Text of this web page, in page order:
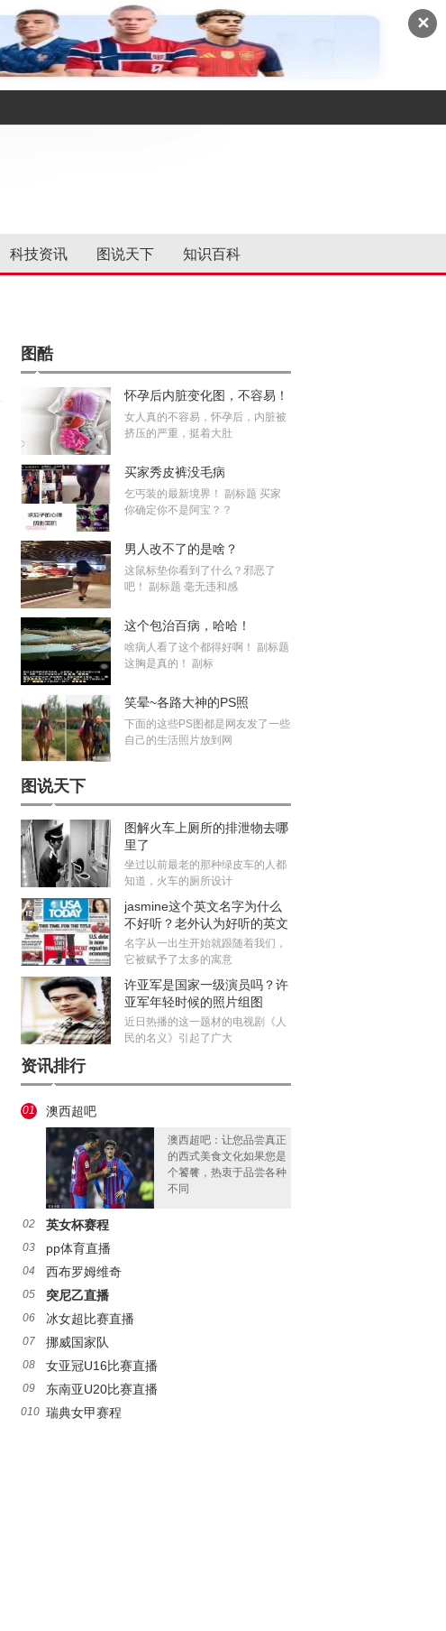
✕
科技资讯 图说天下 知识百科
图酷
怀孕后内脏变化图，不容易！
女人真的不容易，怀孕后，内脏被
挤压的严重，挺着大肚
买家秀皮裤没毛病
乞丐装的最新境界！ 副标题 买家
你确定你不是阿宝？？
男人改不了的是啥？
这鼠标垫你看到了什么？邪恶了
吧！ 副标题 毫无违和感
这个包治百病，哈哈！
啥病人看了这个都得好啊！ 副标题
这胸是真的！ 副标
笑晕~各路大神的PS照
下面的这些PS图都是网友发了一些
自己的生活照片放到网
图说天下
图解火车上厕所的排泄物去哪
里了
坐过以前最老的那种绿皮车的人都
知道，火车的厕所设计
jasmine这个英文名字为什么
不好听？老外认为好听的英文
名有哪些
名字从一出生开始就跟随着我们，
它被赋予了太多的寓意
许亚军是国家一级演员吗？许
亚军年轻时候的照片组图
近日热播的这一题材的电视剧《人
民的名义》引起了广大
资讯排行
01 澳西超吧
澳西超吧：让您品尝真正
的西式美食文化如果您是
个饕餮，热衷于品尝各种
不同
02 英女杯赛程
03 pp体育直播
04 西布罗姆维奇
05 突尼乙直播
06 冰女超比赛直播
07 挪威国家队
08 女亚冠U16比赛直播
09 东南亚U20比赛直播
010 瑞典女甲赛程